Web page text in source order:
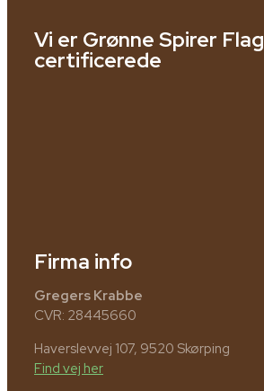
Vi er Grønne Spirer Flag
certificerede
Firma info
Gregers Krabbe
CVR: 28445660
Haverslevvej 107, 9520 Skørping
Find vej her